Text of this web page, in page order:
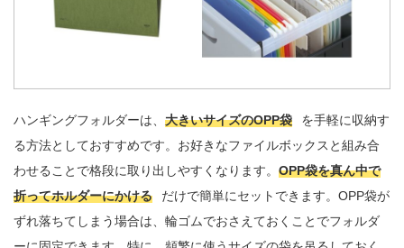
ハンギングフォルダーは、 大きいサイズのOPP袋
を手軽に収納す
る方法としておすすめです。お好きなファイルボックスと組み合
わせることで格段に取り出しやすくなります。 OPP袋を真ん中で
折ってホルダーにかける
だけで簡単にセットできます。OPP袋が
ずれ落ちてしまう場合は、輪ゴムでおさえておくことでフォルダ